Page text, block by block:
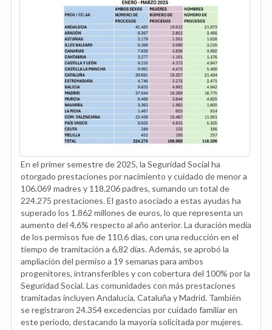
En el primer semestre de 2025, la Seguridad Social ha
otorgado prestaciones por nacimiento y cuidado de menor a
106.069 madres y 118.206 padres, sumando un total de
224.275 prestaciones. El gasto asociado a estas ayudas ha
superado los 1.862 millones de euros, lo que representa un
aumento del 4,6% respecto al año anterior. La duración media
de los permisos fue de 110,6 días, con una reducción en el
tiempo de tramitación a 6,82 días. Además, se aprobó la
ampliación del permiso a 19 semanas para ambos
progenitores, intransferibles y con cobertura del 100% por la
Seguridad Social. Las comunidades con más prestaciones
tramitadas incluyen Andalucía, Cataluña y Madrid. También
se registraron 24.354 excedencias por cuidado familiar en
este periodo, destacando la mayoría solicitada por mujeres.